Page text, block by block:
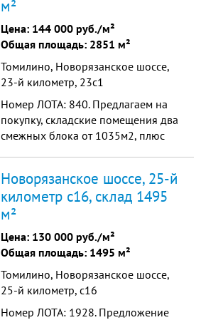
12 м (рабочая) Шаг колонн 18х24
Ворота на уровне 1,2 м (6 шт.) Пол
бетон-антипыль На...
м²
Цена: 144 000 руб./м²
Общая площадь: 2851 м²
Томилино, Новорязанское шоссе,
23-й километр, 23с1
Номер ЛОТА: 840. Предлагаем на
покупку, складские помещения два
смежных блока от 1035м2, плюс
км от МКАД. От метро Котельники
12 минут. Характеристики: Высота
потолка 12 м (рабочая) Шаг колонн
18х24 Ворота на уровне 1,2 м (2
шт.) Пол бетон-ан...
Новорязанское шоссе, 25-й
километр с16, склад 1495
м²
Цена: 130 000 руб./м²
Общая площадь: 1495 м²
Томилино, Новорязанское шоссе,
25-й километр, с16
Номер ЛОТА: 1928. Предложение